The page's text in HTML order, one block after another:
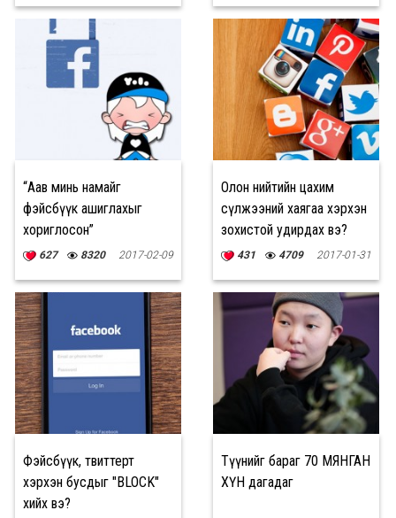
“Аав минь намайг
фэйсбүүк ашиглахыг
хориглосон”
627 8320 2017-02-09
Олон нийтийн цахим
сүлжээний хаягаа хэрхэн
зохистой удирдах вэ?
431 4709 2017-01-31
Фэйсбүүк, твиттерт
хэрхэн бусдыг "BLOCK"
хийх вэ?
Түүнийг бараг 70 МЯНГАН
ХҮН дагадаг